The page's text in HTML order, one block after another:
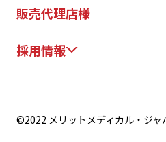
販売代理店様
採用情報
©2022 メリットメディカル・ジャ